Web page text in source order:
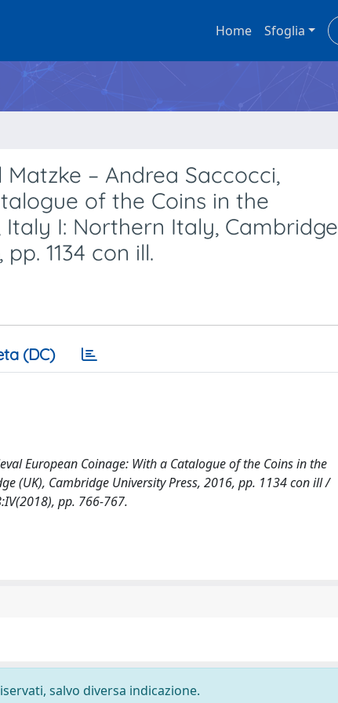
Home Sfoglia
– Andrea Saccocci,
of the Coins in the
Italy I: Northern Italy, Cambridge
1134 con ill.
(DC)
European Coinage: With a Catalogue of the Coins in the
(UK), Cambridge University Press, 2016, pp. 1134 con ill /
pp. 766-767.
salvo diversa indicazione.